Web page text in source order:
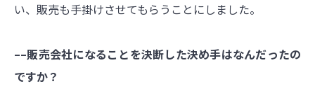
い、販売も手掛けさせてもらうことにしました。
––販売会社になることを決断した決め手はなんだったの
ですか？